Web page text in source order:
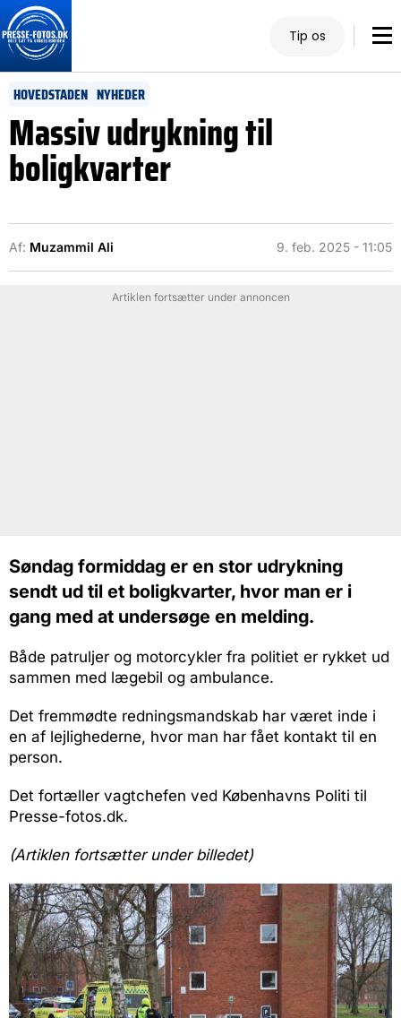
Tip os
HOVEDSTADEN NYHEDER
Massiv udrykning til
boligkvarter
Af: Muzammil Ali 9. feb. 2025 - 11:05
Artiklen fortsætter under annoncen
Søndag formiddag er en stor udrykning
sendt ud til et boligkvarter, hvor man er i
gang med at undersøge en melding.
Både patruljer og motorcykler fra politiet er rykket ud
sammen med lægebil og ambulance.
Det fremmødte redningsmandskab har været inde i
en af lejlighederne, hvor man har fået kontakt til en
person.
Det fortæller vagtchefen ved Københavns Politi til
Presse-fotos.dk.
(Artiklen fortsætter under billedet)